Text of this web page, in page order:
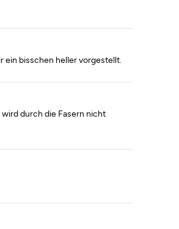
ein bisschen heller vorgestellt.
durch die Fasern nicht